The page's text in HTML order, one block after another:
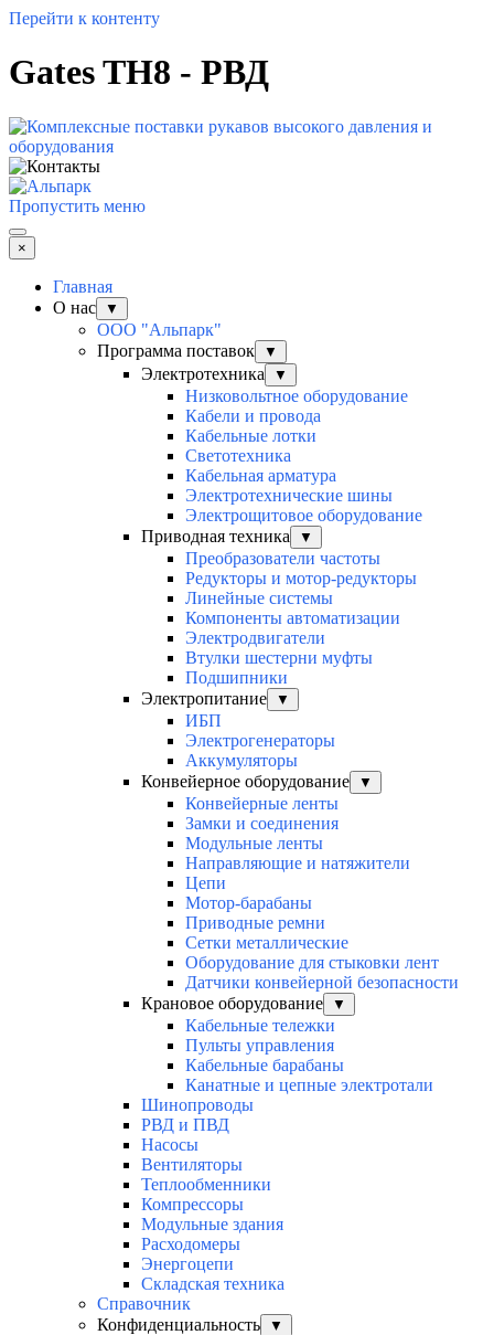
Перейти к контенту
Gates TH8 - РВД
Пропустить меню
×
Главная
О нас
▼
ООО "Альпарк"
Программа поставок
▼
Электротехника ▼
Низковольтное оборудование
Кабели и провода
Кабельные лотки
Светотехника
Кабельная арматура
Электротехнические шины
Электрощитовое оборудование
Приводная техника
▼
Преобразователи частоты
Редукторы и мотор-редукторы
Линейные системы
Компоненты автоматизации
Электродвигатели
Втулки шестерни муфты
Подшипники
Электропитание
▼
ИБП
Электрогенераторы
Аккумуляторы
Конвейерное оборудование
▼
Конвейерные ленты
Замки и соединения
Модульные ленты
Направляющие и натяжители
Цепи
Мотор-барабаны
Приводные ремни
Сетки металлические
Оборудование для стыковки лент
Датчики конвейерной безопасности
Крановое оборудование
▼
Кабельные тележки
Пульты управления
Кабельные барабаны
Канатные и цепные электротали
Шинопроводы
РВД и ПВД
Насосы
Вентиляторы
Теплообменники
Компрессоры
Модульные здания
Расходомеры
Энергоцепи
Складская техника
Справочник
Конфиденциальность
▼